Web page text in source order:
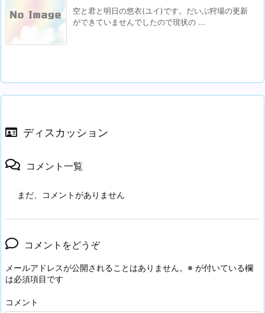
空と君と明日の悠衣(ユイ)です。だいぶ狩場の更新
ができていませんでしたので現状の ...
ディスカッション
コメント一覧
まだ、コメントがありません
コメントをどうぞ
メールアドレスが公開されることはありません。 ※ が付いている欄
は必須項目です
コメント